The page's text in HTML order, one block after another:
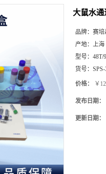
大鼠水通
品牌： 赛培
产地： 上海
型号： 48T/
货号：
价格： ￥
发布日期：
更新日期：